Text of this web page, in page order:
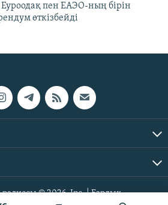
пен ЕАЭО-ның бірін
өткізбейді
радиосы © 2026, Inc. | Барлық